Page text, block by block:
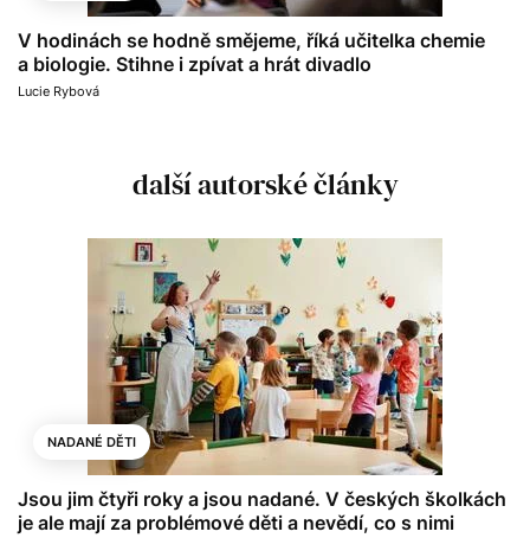
V hodinách se hodně smějeme, říká učitelka chemie
a biologie. Stihne i zpívat a hrát divadlo
Lucie Rybová
další autorské články
NADANÉ DĚTI
Jsou jim čtyři roky a jsou nadané. V českých školkách
je ale mají za problémové děti a nevědí, co s nimi